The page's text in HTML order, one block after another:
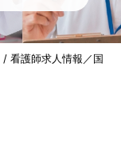
/ 看護師求人情報／国